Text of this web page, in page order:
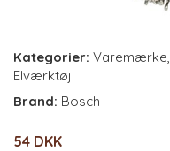
Kategorier: Varemærke,
Elværktøj
Brand: Bosch
54 DKK